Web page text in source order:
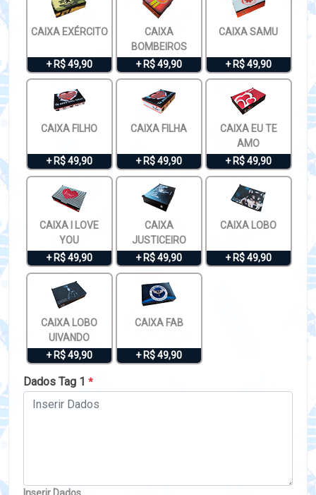
CAIXA EXÉRCITO
+ R$ 49,90
CAIXA
BOMBEIROS
+ R$ 49,90
CAIXA SAMU
+ R$ 49,90
CAIXA FILHO
+ R$ 49,90
CAIXA FILHA
+ R$ 49,90
CAIXA EU TE
AMO
+ R$ 49,90
CAIXA I LOVE
YOU
+ R$ 49,90
CAIXA
JUSTICEIRO
+ R$ 49,90
CAIXA LOBO
+ R$ 49,90
CAIXA LOBO
UIVANDO
+ R$ 49,90
CAIXA FAB
+ R$ 49,90
Dados Tag 1 *